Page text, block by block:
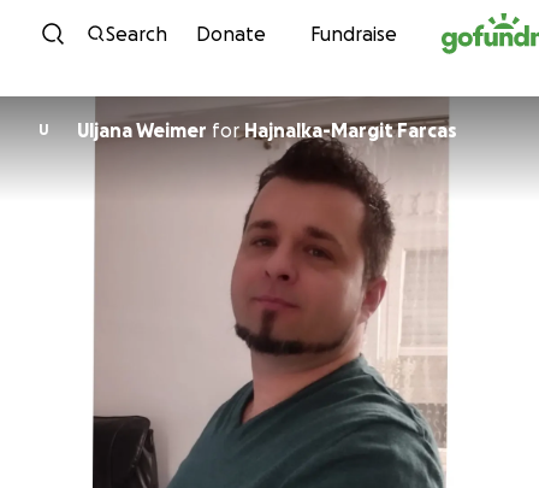
Skip to content
Search Donate Fundraise
U Uljana Weimer forHajnalka-Margit Farcas